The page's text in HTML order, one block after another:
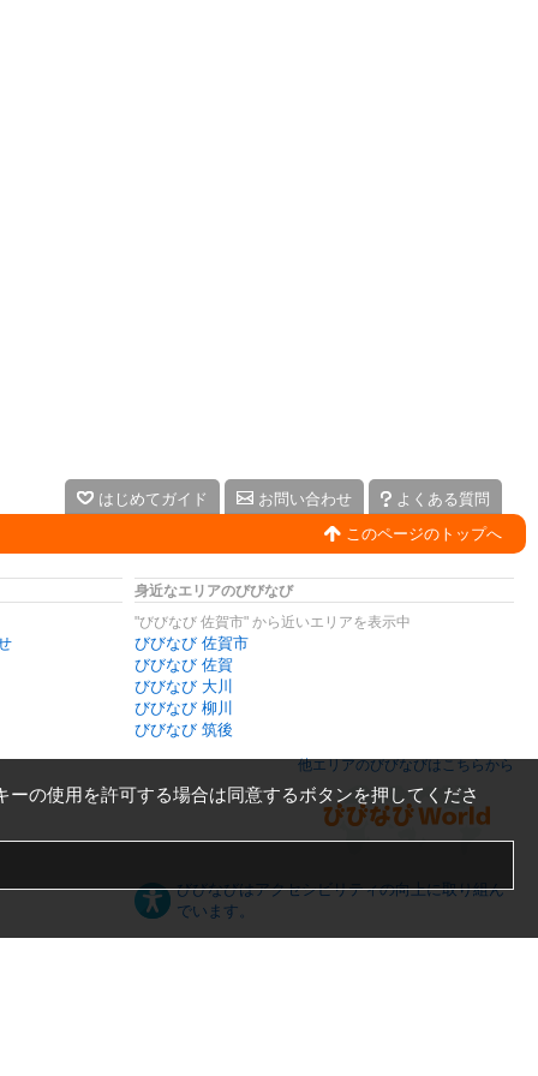
はじめてガイド お問い合わせ
よくある質問
このページのトップへ
身近なエリアのびびなび
"びびなび 佐賀市" から近いエリアを表示中
びびなび 佐賀市
びびなび 佐賀
びびなび 大川
びびなび 柳川
びびなび 筑後
他エリアのびびなびはこちらから
びびなびはアクセシビリティの向上に取り組ん
でいます。
ーの使用を許可する場合は同意するボタンを押してくださ